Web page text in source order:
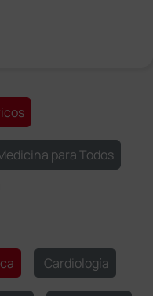
para Todos
Cardiología